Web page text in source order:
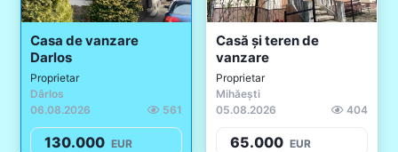
Casa de vanzare
Darlos
Proprietar
Dârlos
06.08.2026
561
130.000 EUR
Casă și teren de
vanzare
Proprietar
Mihăești
05.08.2026
404
65.000 EUR